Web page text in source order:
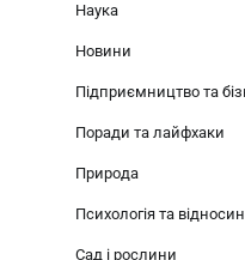
Наука
Новини
Підприємництво та
Поради та лайфхаки
Природа
Психологія та
Сад і рослини